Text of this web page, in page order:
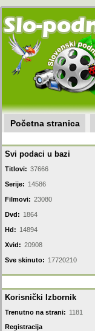
Početna stranica
Svi podaci u bazi
Titlovi: 37666
Serije: 14586
Filmovi: 23080
Dvd: 1864
Hd: 14894
Xvid: 20908
Sve skinuto: 17720210
Korisnički Izbornik
Trenutno na strani: 1181
Registracija